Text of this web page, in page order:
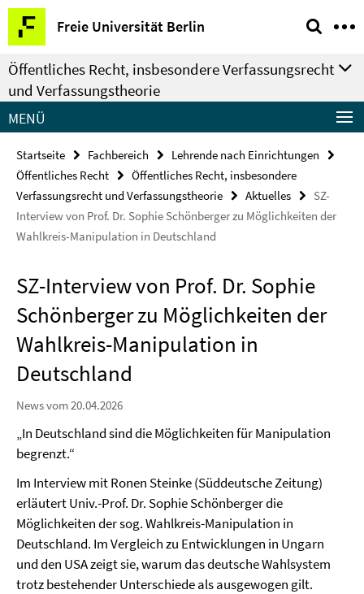
Springe
direkt
zu
Inhalt
Freie Universität Berlin
Service-
Navigation
Öffentliches Recht, insbesondere Verfassungsrecht
und Verfassungstheorie
MENÜ
Startseite Fachbereich
Lehrende nach Einrichtungen
Öffentliches Recht
Öffentliches Recht, insbesondere
Verfassungsrecht und Verfassungstheorie
Aktuelles
SZ-
Interview von Prof. Dr. Sophie Schönberger zu Möglichkeiten der
Wahlkreis-Manipulation in Deutschland
SZ-Interview von Prof. Dr. Sophie
Schönberger zu Möglichkeiten der
Wahlkreis-Manipulation in
Deutschland
News vom 20.04.2026
„In Deutschland sind die Möglichkeiten für Manipulation
begrenzt.“
Im Interview mit Ronen Steinke (Süddeutsche Zeitung)
erläutert Univ.-Prof. Dr. Sophie Schönberger die
Möglichkeiten der sog. Wahlkreis-Manipulation in
Deutschland. Im Vergleich zu Entwicklungen in Ungarn
und den USA zeigt sie, warum das deutsche Wahlsystem
trotz bestehender Unterschiede als ausgewogen gilt.